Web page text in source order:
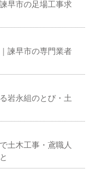
早市の足場工事求
諫早市の専門業者
岩永組のとび・土
土木工事・鳶職人